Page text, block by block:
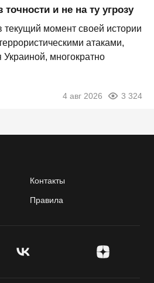
точности и не на ту угрозу
текущий момент своей истории
атаками,
многократно
4 авг 2026 3 324
Контакты
Правила